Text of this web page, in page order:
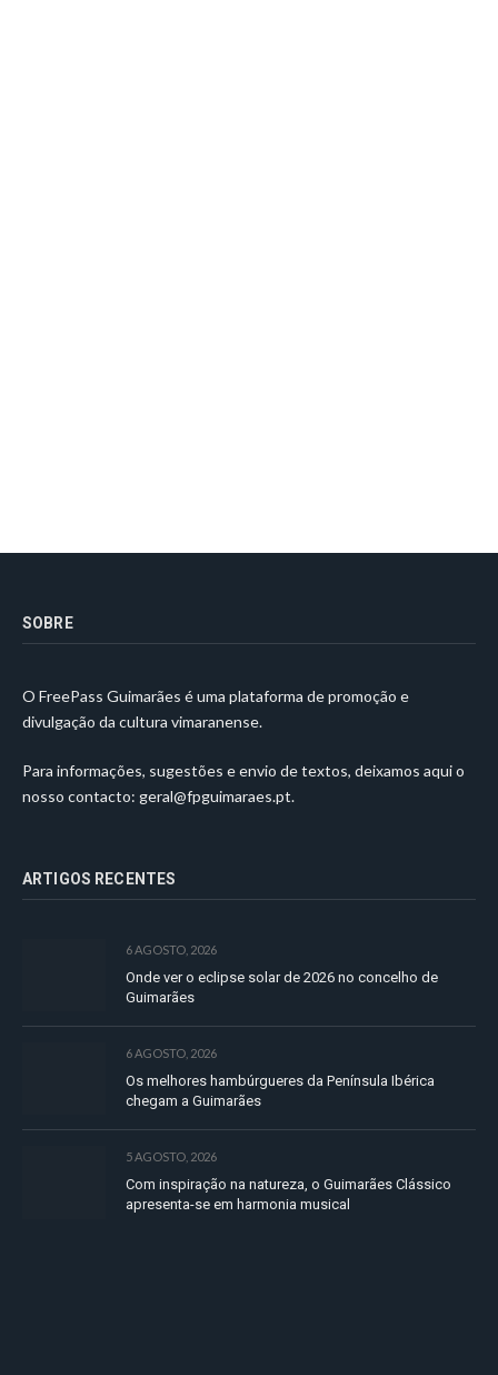
SOBRE
O FreePass Guimarães é uma plataforma de promoção e
divulgação da cultura vimaranense.
Para informações, sugestões e envio de textos, deixamos aqui o
nosso contacto: geral@fpguimaraes.pt.
ARTIGOS RECENTES
6 AGOSTO, 2026
Onde ver o eclipse solar de 2026 no concelho de
Guimarães
6 AGOSTO, 2026
Os melhores hambúrgueres da Península Ibérica
chegam a Guimarães
5 AGOSTO, 2026
Com inspiração na natureza, o Guimarães Clássico
apresenta-se em harmonia musical